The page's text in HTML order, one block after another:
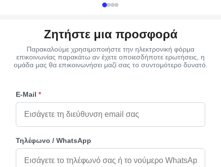
Ζητήστε μια προσφορά
Παρακαλούμε χρησιμοποιήστε την ηλεκτρονική φόρμα
επικοινωνίας παρακάτω αν έχετε οποιεσδήποτε ερωτήσεις, η
ομάδα μας θα επικοινωνήσει μαζί σας το συντομότερο δυνατό.
E-Mail *
Τηλέφωνο / WhatsApp